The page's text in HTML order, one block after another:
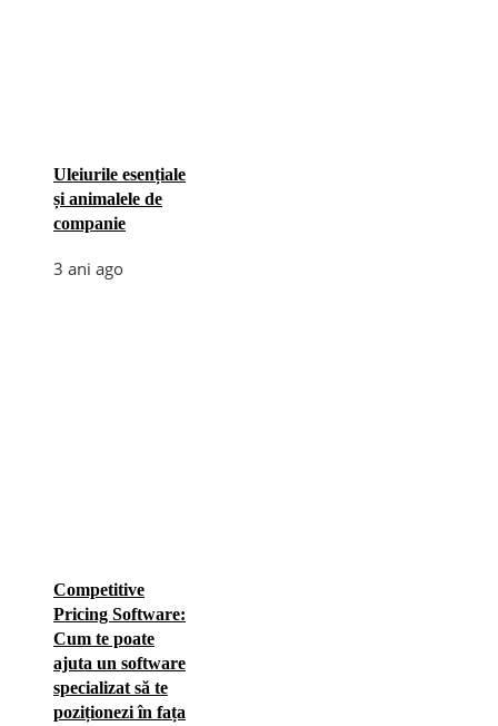
Uleiurile esențiale
și animalele de
companie
3 ani ago
Competitive
Pricing Software:
Cum te poate
ajuta un software
specializat să te
poziționezi în fața